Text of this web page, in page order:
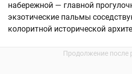
набережной — главной
экзотические пальмы
колоритной исторической